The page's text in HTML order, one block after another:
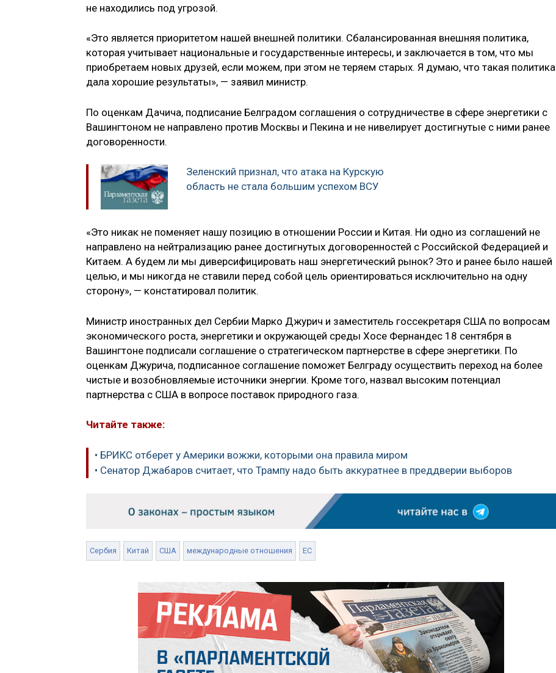
не находились под угрозой.
«Это является приоритетом нашей внешней политики. Сбалансированная внешняя политика,
которая учитывает национальные и государственные интересы, и заключается в том, что мы
приобретаем новых друзей, если можем, при этом не теряем старых. Я думаю, что такая политика
дала хорошие результаты», — заявил министр.
По оценкам Дачича, подписание Белградом соглашения о сотрудничестве в сфере энергетики с
Вашингтоном не направлено против Москвы и Пекина и не нивелирует достигнутые с ними ранее
договоренности.
Зеленский признал, что атака на Курскую
область не стала большим успехом ВСУ
«Это никак не поменяет нашу позицию в отношении России и Китая. Ни одно из соглашений не
направлено на нейтрализацию ранее достигнутых договоренностей с Российской Федерацией и
Китаем. А будем ли мы диверсифицировать наш энергетический рынок? Это и ранее было нашей
целью, и мы никогда не ставили перед собой цель ориентироваться исключительно на одну
сторону», — констатировал политик.
Министр иностранных дел Сербии Марко Джурич и заместитель госсекретаря США по вопросам
экономического роста, энергетики и окружающей среды Хосе Фернандес 18 сентября в
Вашингтоне подписали соглашение о стратегическом партнерстве в сфере энергетики. По
оценкам Джурича, подписанное соглашение поможет Белграду осуществить переход на более
чистые и возобновляемые источники энергии. Кроме того, назвал высоким потенциал
партнерства с США в вопросе поставок природного газа.
Читайте также:
• БРИКС отберет у Америки вожжи, которыми она правила миром
• Сенатор Джабаров считает, что Трампу надо быть аккуратнее в преддверии выборов
Сербия Китай США международные отношения ЕС